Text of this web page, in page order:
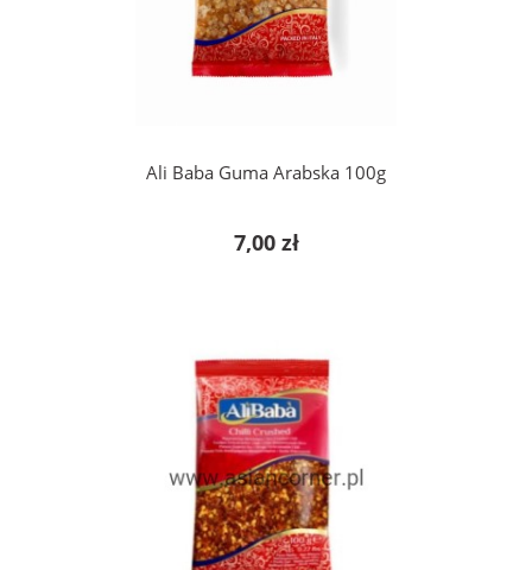
Ali Baba Guma Arabska 100g
7,00 zł
do koszyka
do koszyka